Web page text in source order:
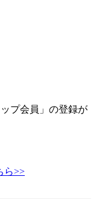
プ会員」の登録が
ら>>